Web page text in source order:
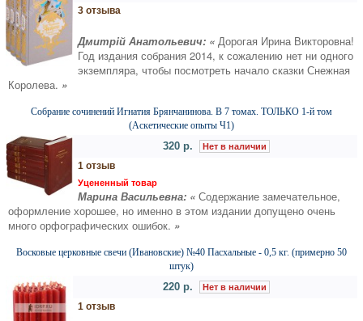
3 отзыва
Дмитрiй Анатольевич: « Дорогая Ирина Викторовна!
Год издания собрания 2014, к сожалению нет ни одного
экземпляра, чтобы посмотреть начало сказки Снежная
Королева. »
Собрание сочинений Игнатия Брянчанинова. В 7 томах. ТОЛЬКО 1-й том
(Аскетические опыты Ч1)
320 р. Нет в наличии
1 отзыв
Уцененный товар
Марина Васильевна: « Содержание замечательное,
оформление хорошее, но именно в этом издании допущено очень
много орфографических ошибок. »
Восковые церковные свечи (Ивановские) №40 Пасхальные - 0,5 кг. (примерно 50
штук)
220 р. Нет в наличии
1 отзыв